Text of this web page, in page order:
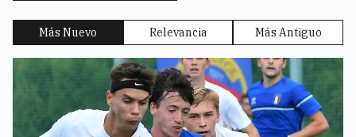
Más Nuevo Relevancia Más Antiguo